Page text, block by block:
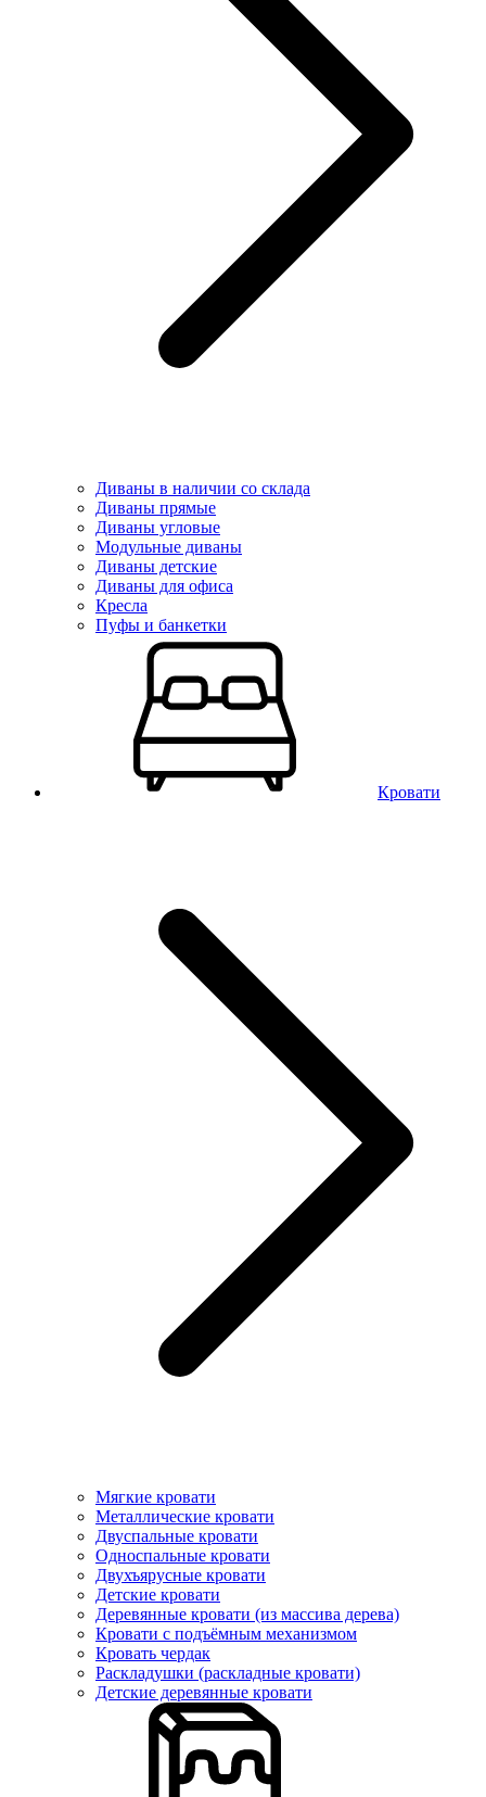
Диваны в наличии со склада
Диваны прямые
Диваны угловые
Модульные диваны
Диваны детские
Диваны для офиса
Кресла
Пуфы и банкетки
Кровати
Мягкие кровати
Металлические кровати
Двуспальные кровати
Односпальные кровати
Двухъярусные кровати
Детские кровати
Деревянные кровати (из массива дерева)
Кровати с подъёмным механизмом
Кровать чердак
Раскладушки (раскладные кровати)
Детские деревянные кровати